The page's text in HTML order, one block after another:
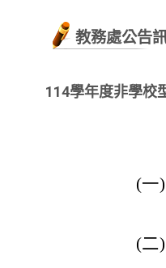
教務處公告
114學年度非學校
(一)
(二)